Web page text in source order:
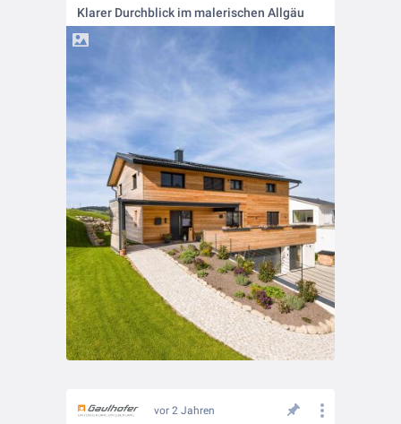
Klarer Durchblick im malerischen Allgäu
vor 2 Jahren